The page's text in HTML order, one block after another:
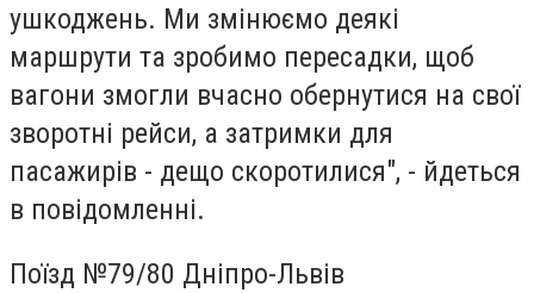
ушкоджень. Ми змінюємо деякі
маршрути та зробимо пересадки, щоб
вагони змогли вчасно обернутися на свої
зворотні рейси, а затримки для
пасажирів - дещо скоротилися", - йдеться
в повідомленні.
Поїзд №79/80 Дніпро-Львів